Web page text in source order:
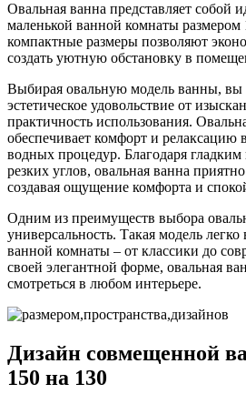
Овальная ванна представляет собой
маленькой ванной комнаты размером
компактные размеры позволяют
создать уютную обстановку в
Выбирая овальную модель ванны, вы
эстетическое удовольствие от
практичность использования.
обеспечивает комфорт и релаксацию
водных процедур. Благодаря
резких углов, овальная ванна
создавая ощущение комфорта и
Одним из преимуществ выбора
универсальность. Такая модель
ванной комнаты – от классики до
своей элегантной форме, овальная
смотреться в любом интерьере.
Дизайн совмещенной
150 на 130